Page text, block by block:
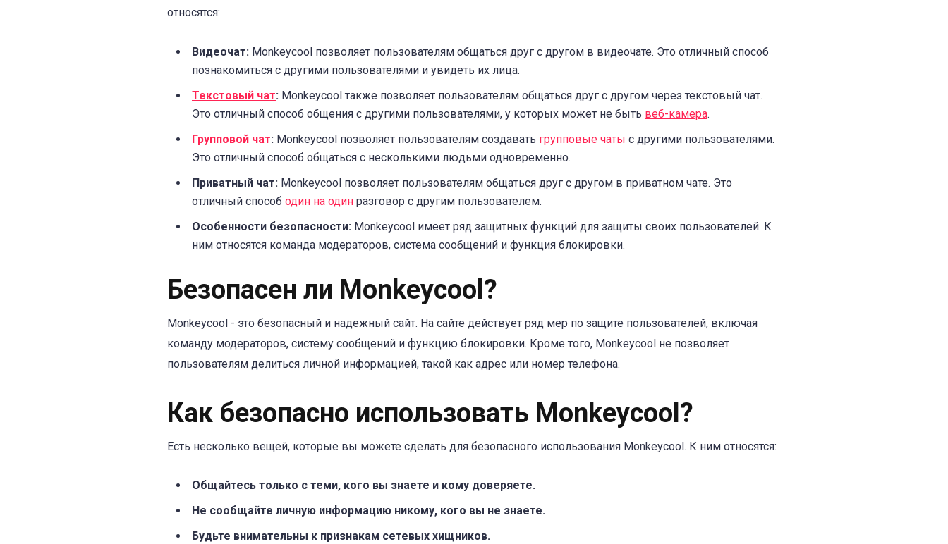
относятся:
Видеочат: Monkeycool позволяет пользователям общаться друг с другом в видеочате. Это отличный способ
познакомиться с другими пользователями и увидеть их лица.
Текстовый чат: Monkeycool также позволяет пользователям общаться друг с другом через текстовый чат.
Это отличный способ общения с другими пользователями, у которых может не быть веб-камера.
Групповой чат: Monkeycool позволяет пользователям создавать групповые чаты с другими пользователями.
Это отличный способ общаться с несколькими людьми одновременно.
Приватный чат: Monkeycool позволяет пользователям общаться друг с другом в приватном чате. Это
отличный способ один на один разговор с другим пользователем.
Особенности безопасности: Monkeycool имеет ряд защитных функций для защиты своих пользователей. К
ним относятся команда модераторов, система сообщений и функция блокировки.
Безопасен ли Monkeycool?
Monkeycool - это безопасный и надежный сайт. На сайте действует ряд мер по защите пользователей, включая
команду модераторов, систему сообщений и функцию блокировки. Кроме того, Monkeycool не позволяет
пользователям делиться личной информацией, такой как адрес или номер телефона.
Как безопасно использовать Monkeycool?
Есть несколько вещей, которые вы можете сделать для безопасного использования Monkeycool. К ним относятся:
Общайтесь только с теми, кого вы знаете и кому доверяете.
Не сообщайте личную информацию никому, кого вы не знаете.
Будьте внимательны к признакам сетевых хищников.